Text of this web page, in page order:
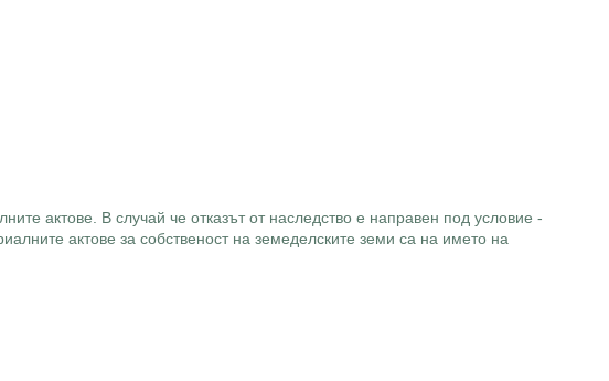
актове. В случай че отказът от наследство е направен под условие -
актове за собственост на земеделските земи са на името на